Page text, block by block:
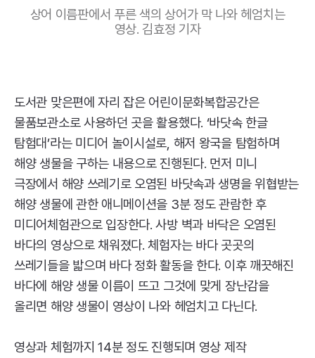
상어 이름판에서 푸른 색의 상어가 막 나와 헤엄치는
영상. 김효정 기자
도서관 맞은편에 자리 잡은 어린이문화복합공간은
물품보관소로 사용하던 곳을 활용했다. ‘바닷속 한글
탐험대’라는 미디어 놀이시설로, 해저 왕국을 탐험하며
해양 생물을 구하는 내용으로 진행된다. 먼저 미니
극장에서 해양 쓰레기로 오염된 바닷속과 생명을 위협받는
해양 생물에 관한 애니메이션을 3분 정도 관람한 후
미디어체험관으로 입장한다. 사방 벽과 바닥은 오염된
바다의 영상으로 채워졌다. 체험자는 바다 곳곳의
쓰레기들을 밟으며 바다 정화 활동을 한다. 이후 깨끗해진
바다에 해양 생물 이름이 뜨고 그것에 맞게 장난감을
올리면 해양 생물이 영상이 나와 헤엄치고 다닌다.
영상과 체험까지 14분 정도 진행되며 영상 제작